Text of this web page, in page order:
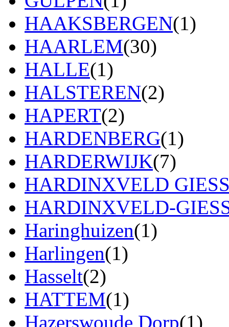
HAAKSBERGEN(1)
HAARLEM(30)
HALLE(1)
HALSTEREN(2)
HAPERT(2)
HARDENBERG(1)
HARDERWIJK(7)
HARDINXVELD
HARDINXVELD-
Haringhuizen(1)
Harlingen(1)
Hasselt(2)
HATTEM(1)
Hazerswoude Dorp(1)